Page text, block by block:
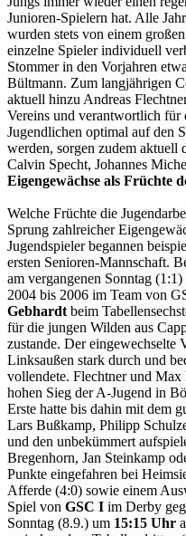
Junioren-Spielern hat. Alle
wurden stets von einem
einzelne Spieler individuell
Stommer in den Vorjahren
Bültmann. Zum langjährigen
aktuell hinzu Andreas
Vereins und verantwortlich für
Jugendlichen optimal auf den
werden, sorgen zudem aktuell
Calvin Specht, Johannes
Eigengewächse als Früchte
Welche Früchte die
Sprung zahlreicher
Jugendspieler begannen
ersten Senioren-Mannschaft.
am vergangenen Sonntag
2004 bis 2006 im Team von
Gebhardtbeim
für die jungen Wilden aus
zustande. Der eingewechselte
Linksaußen stark durch und
vollendete. Flechtner und Max
hohen Sieg der A-Jugend in
Erste hatte bis dahin mit dem
Lars Bußkamp, Philipp
und den unbekümmert
Bregenhorn, Jan Steinkamp
Punkte eingefahren bei
Afferde (4:0) sowie einem
Spiel von GSC I im Derby
Sonntag (8.9.) um 15:15 Uhr